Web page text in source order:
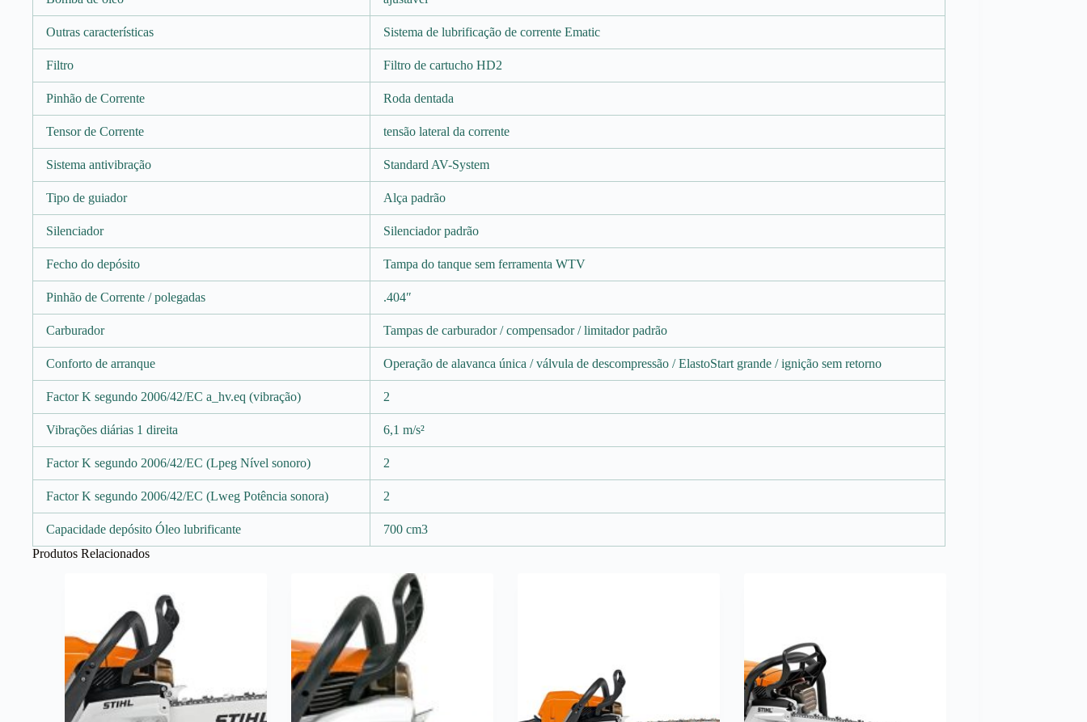
Outras características Sistema de lubrificação de corrente Ematic
Filtro Filtro de cartucho HD2
Pinhão de Corrente Roda dentada
Tensor de Corrente tensão lateral da corrente
Sistema antivibração Standard AV-System
Tipo de guiador Alça padrão
Silenciador Silenciador padrão
Fecho do depósito Tampa do tanque sem ferramenta WTV
Pinhão de Corrente / polegadas .404″
Carburador Tampas de carburador / compensador / limitador padrão
Conforto de arranque Operação de alavanca única / válvula de descompressão / ElastoStart grande / ignição sem retorno
Factor K segundo 2006/42/EC a_hv.eq (vibração) 2
Vibrações diárias 1 direita 6,1 m/s²
Factor K segundo 2006/42/EC (Lpeg Nível sonoro) 2
Factor K segundo 2006/42/EC (Lweg Potência sonora) 2
Capacidade depósito Óleo lubrificante
700 cm3
Produtos Relacionados